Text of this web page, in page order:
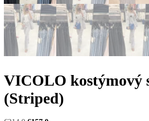
VICOLO kostýmový
(Striped)